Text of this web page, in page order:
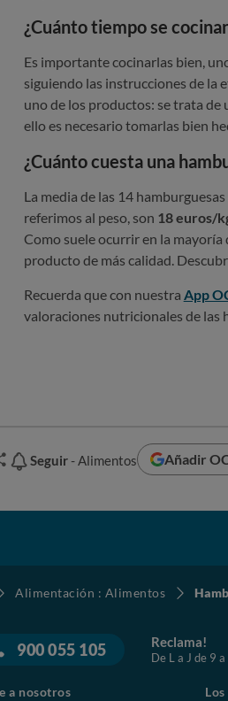
¿Cuánto tiempo se
Es importante cocinarlas bien,
siguiendo las instrucciones de la
uno de los productos: se trata
ello es necesario tomarlas bien
¿Cuánto cuesta una
La media de las 14
referimos al peso, son 18 euros/
Como suele ocurrir en la mayoría
producto de más calidad.
Recuerda que con nuestra App
valoraciones nutricionales de las
Seguir
Seguir - Alimentos Añadir
Alimentación : Alimentos
900 055 105 Reclama!
De L a J de 9
a nosotros